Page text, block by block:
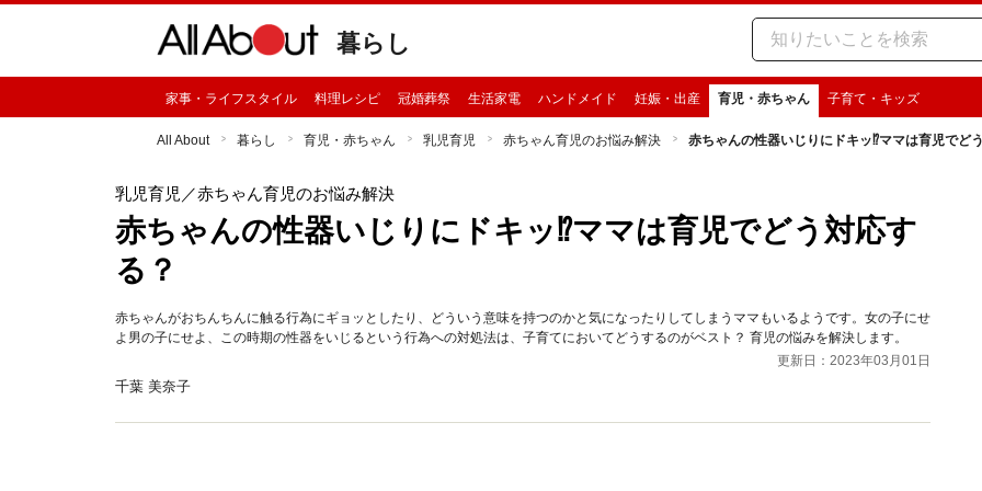
暮らし
家事・ライフスタイル 料理レシピ 冠婚葬祭 生活家電 ハンドメイド 妊娠・出産 育児・赤ちゃん 子育て・キッズ
All About 暮らし 育児・赤ちゃん 乳児育児 赤ちゃん育児のお悩み解決 赤ちゃんの性器いじりにドキッ⁉︎ママは育児でど
乳児育児 ／赤ちゃん育児のお悩み解決
赤ちゃんの性器いじりにドキッ⁉︎ママは育児でどう対応す
る？
赤ちゃんがおちんちんに触る行為にギョッとしたり、どういう意味を持つのかと気になったりしてしまうママもいるようです。女の子にせ
よ男の子にせよ、この時期の性器をいじるという行為への対処法は、子育てにおいてどうするのがベスト？ 育児の悩みを解決します。
更新日：2023年03月01日
千葉 美奈子